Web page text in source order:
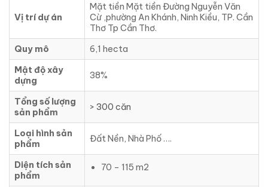
Vị trí dự án
Mặt tiền Mặt tiền Đường Nguyễn Văn
Cừ ,phường An Khánh, Ninh Kiều, TP. Cần
Thơ Tp Cần Thơ.
Quy mô
6,1 hecta
Mật độ xây
dựng
38%
Tổng số lượng
sản phẩm
> 300 căn
Loại hình sản
phẩm
Đất Nền, Nhà Phố ….
Diện tích sản
phẩm
70 – 115 m2